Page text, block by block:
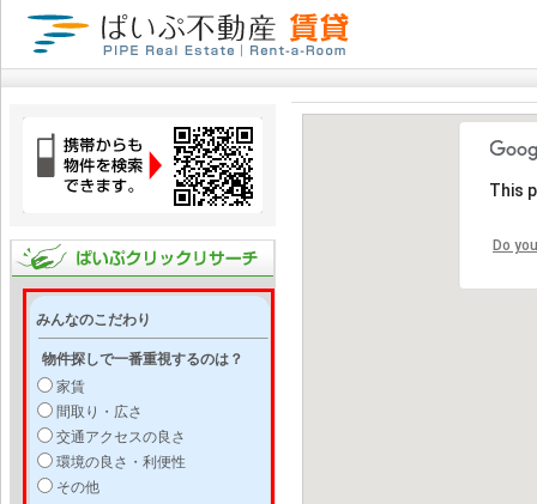
みんなのこだわり
物件探しで一番重視するのは？
家賃
間取り・広さ
交通アクセスの良さ
環境の良さ・利便性
その他
This
Do